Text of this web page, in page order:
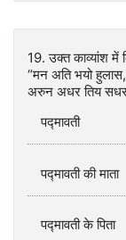
19. उक्त काव्यांश
“मन अति भयो
अरुन अधर तिय
पद्मावती
पद्मावती की माता
पद्मावती के पिता